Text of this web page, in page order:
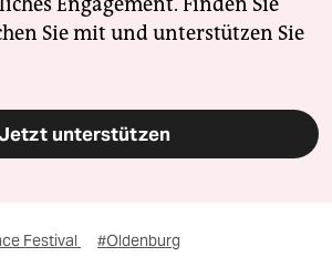
Sie mit und unterstützen Sie
unterstützen
Festival #Oldenburg